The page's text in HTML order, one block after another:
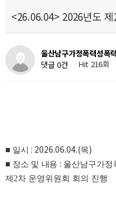
<26.06.04> 2026년도
울산남구가정폭력성폭
댓글 0건
Hit 216회
■ 일시 : 2026.06.04.(목)
■ 장소 및 내용 : 울산남구가정
제2차 운영위원회 회의 진행